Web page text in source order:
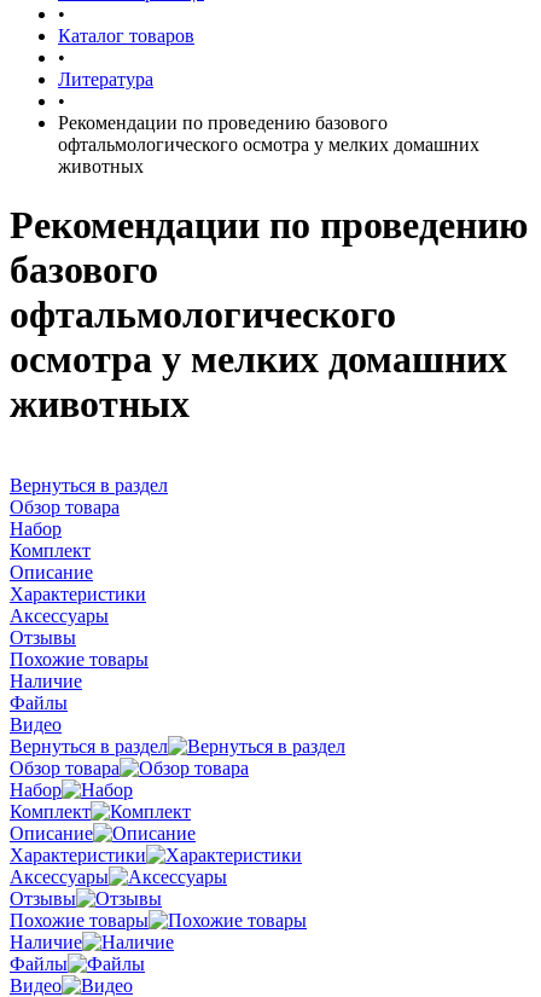
•
Каталог товаров
•
Литература
•
Рекомендации по проведению базового
офтальмологического осмотра у мелких домашних
животных
Рекомендации по проведению
базового
офтальмологического
осмотра у мелких домашних
животных
Вернуться в раздел
Обзор товара
Набор
Комплект
Описание
Характеристики
Аксессуары
Отзывы
Похожие товары
Наличие
Файлы
Видео
Вернуться в раздел
Обзор товара
Набор
Комплект
Описание
Характеристики
Аксессуары
Отзывы
Похожие товары
Наличие
Файлы
Видео